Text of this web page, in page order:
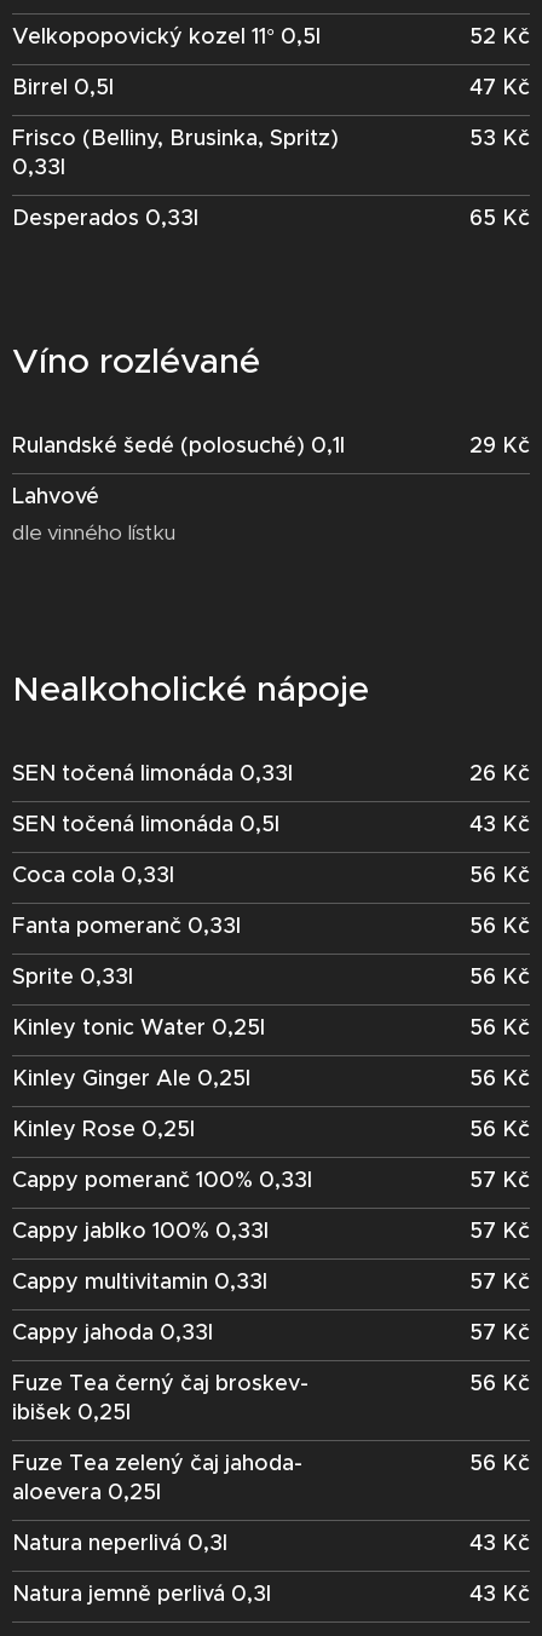
Velkopopovický kozel 11° 0,5l
52 Kč
Birrel 0,5l
47 Kč
Frisco (Belliny, Brusinka, Spritz)
0,33l
53 Kč
Desperados 0,33l 65 Kč
Víno rozlévané
Rulandské šedé (polosuché) 0,1l
29 Kč
Lahvové
dle vinného lístku
Nealkoholické nápoje
SEN točená limonáda 0,33l
26 Kč
SEN točená limonáda 0,5l
43 Kč
Coca cola 0,33l
56 Kč
Fanta pomeranč 0,33l
56 Kč
Sprite 0,33l
56 Kč
Kinley tonic Water 0,25l
56 Kč
Kinley Ginger Ale 0,25l
56 Kč
Kinley Rose 0,25l
56 Kč
Cappy pomeranč 100% 0,33l
57 Kč
Cappy jablko 100% 0,33l
57 Kč
Cappy multivitamin 0,33l
57 Kč
Cappy jahoda 0,33l
57 Kč
Fuze Tea černý čaj broskev-
ibišek 0,25l
56 Kč
Fuze Tea zelený čaj jahoda-
aloevera 0,25l
56 Kč
Natura neperlivá 0,3l
43 Kč
Natura jemně perlivá 0,3l
43 Kč